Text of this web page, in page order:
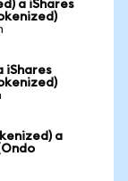
a iShares
iShares
a